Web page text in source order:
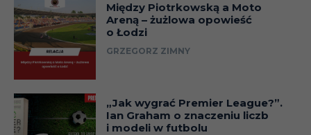
Między Piotrkowską a Moto
Areną – żużlowa opowieść
o Łodzi
GRZEGORZ ZIMNY
„Jak wygrać Premier League?”.
Ian Graham o znaczeniu liczb
i modeli w futbolu